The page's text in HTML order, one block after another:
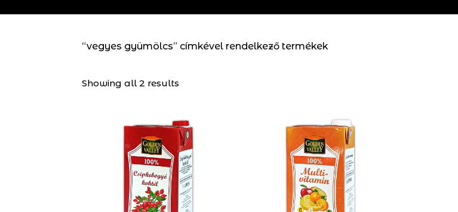
“vegyes gyümölcs” címkével rendelkező termékek
Showing all 2 results